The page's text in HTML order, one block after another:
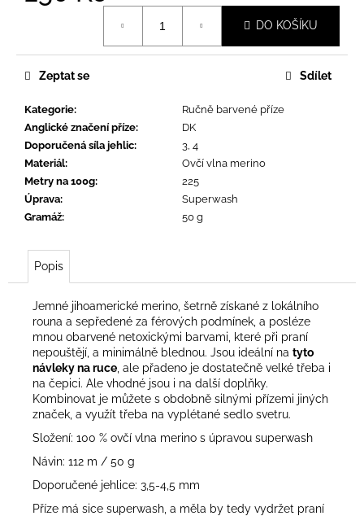
DO KOŠÍKU
Kategorie:
Ručně barvené příze
Anglické značení příze:
DK
Doporučená síla jehlic:
3, 4
Materiál:
Ovčí vlna merino
Metry na 100g:
225
Úprava:
Superwash
Gramáž: 50 g
Zeptat se Sdílet
Popis
Jemné jihoamerické merino, šetrně získané z lokálního
rouna a sepředené za férových podmínek, a posléze
mnou obarvené netoxickými barvami, které při praní
nepouštějí, a minimálně blednou. Jsou ideální na tyto
návleky na ruce , ale přadeno je dostatečně velké třeba i
na čepici. Ale vhodné jsou i na další doplňky.
Kombinovat je můžete s obdobně silnými přízemi jiných
značek, a využít třeba na vyplétané sedlo svetru.
Složení: 100 % ovčí vlna merino s úpravou superwash
Návin: 112 m / 50 g
Doporučené jehlice: 3,5-4,5 mm
Příze má sice superwash, a měla by tedy vydržet praní
m
e